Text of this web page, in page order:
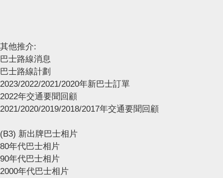
其他推介:
巴士路線消息
巴士路線計劃
2023/2022/2021/2020年新巴士訂單
2022年交通要聞回顧
2021/2020/2019/2018/2017年交通要聞回顧
(B3) 新出牌巴士相片
80年代巴士相片
90年代巴士相片
2000年代巴士相片